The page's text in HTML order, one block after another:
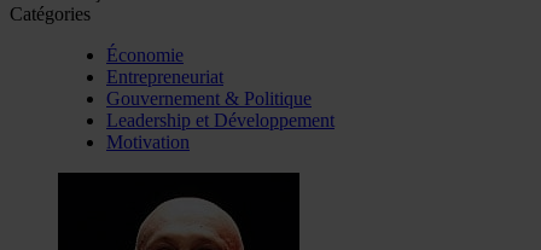
Catégories
Économie
Entrepreneuriat
Gouvernement & Politique
Leadership et Développement
Motivation